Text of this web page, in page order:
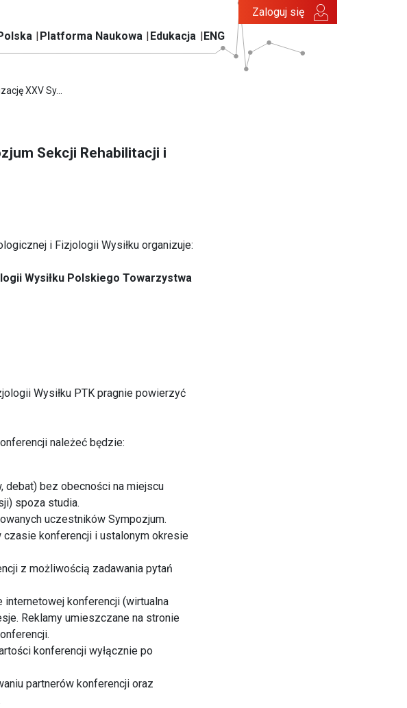
Platforma Naukowa Edukacja ENG
Zaloguj się
XXV Sy...
Sekcji Rehabilitacji i
i Fizjologii Wysiłku organizuje:
Wysiłku Polskiego Towarzystwa
Wysiłku PTK pragnie powierzyć
należeć będzie:
debat) bez obecności na miejscu
spoza studia.
uczestników Sympozjum.
czasie konferencji i ustalonym okresie
z możliwością zadawania pytań
konferencji (wirtualna
Reklamy umieszczane na stronie
konferencji wyłącznie po
partnerów konferencji oraz